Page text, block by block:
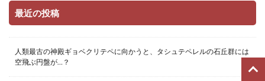
最近の投稿
人類最古の神殿ギョベクリテペに向かうと、タシュテペレルの石丘群には
空飛ぶ円盤が…？